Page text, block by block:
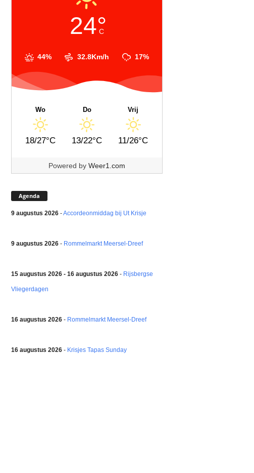
24°
C
44% 32.8Km/h 17%
Wo
18/27°C
Do
13/22°C
Vrij
11/26°C
Powered by Weer1.com
Agenda
9 augustus 2026-Accordeonmiddag bij Ut Krisje
9 augustus 2026- Rommelmarkt Meersel-Dreef
15 augustus 2026 - 16 augustus 2026- Rijsbergse
Vliegerdagen
16 augustus 2026- Rommelmarkt Meersel-Dreef
16 augustus 2026- Krisjes Tapas Sunday